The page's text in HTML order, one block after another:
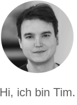
Hi, ich bin Tim.